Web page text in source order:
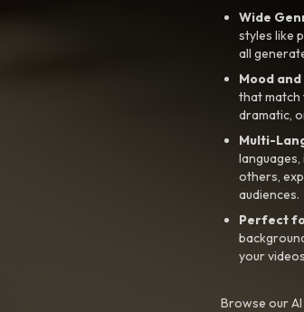
Wide
styles like
all
Mood
that match
dramatic,
Multi-
languages,
others,
audiences.
Perfect
your
Browse our